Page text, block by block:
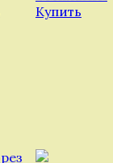
Купить